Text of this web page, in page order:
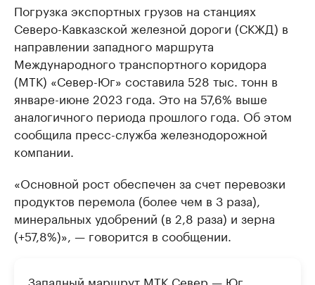
Погрузка экспортных грузов на станциях
Северо-Кавказской железной дороги (СКЖД) в
направлении западного маршрута
Международного транспортного коридора
(МТК) «Север-Юг» составила 528 тыс. тонн в
январе-июне 2023 года. Это на 57,6% выше
аналогичного периода прошлого года. Об этом
сообщила пресс-служба железнодорожной
компании.
«Основной рост обеспечен за счет перевозки
продуктов перемола (более чем в 3 раза),
минеральных удобрений (в 2,8 раза) и зерна
(+57,8%)», — говорится в сообщении.
Западный маршрут МТК Север — Юг